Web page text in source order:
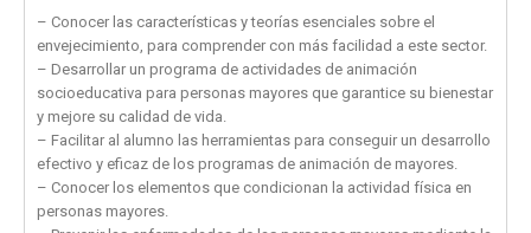
– Conocer las características y teorías esenciales sobre el
envejecimiento, para comprender con más facilidad a este sector.
– Desarrollar un programa de actividades de animación
socioeducativa para personas mayores que garantice su bienestar
y mejore su calidad de vida.
– Facilitar al alumno las herramientas para conseguir un desarrollo
efectivo y eficaz de los programas de animación de mayores.
– Conocer los elementos que condicionan la actividad física en
personas mayores.